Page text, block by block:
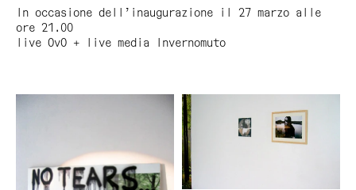
In occasione dell’inaugurazione il 27 marzo alle
ore 21.00
live OvO + live media Invernomuto